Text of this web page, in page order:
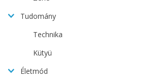
Tudomány
Technika
Kütyü
Életmód